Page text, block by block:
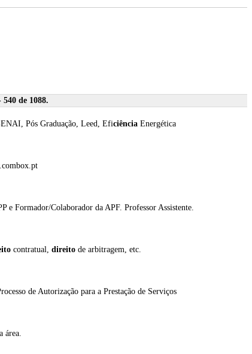
de 1088.
Pós Graduação, Leed, EficiênciaEnergética
Formador/Colaborador da APF. Professor Assistente.
contratual, direitode arbitragem, etc.
de Autorização para a Prestação de Serviços
área.